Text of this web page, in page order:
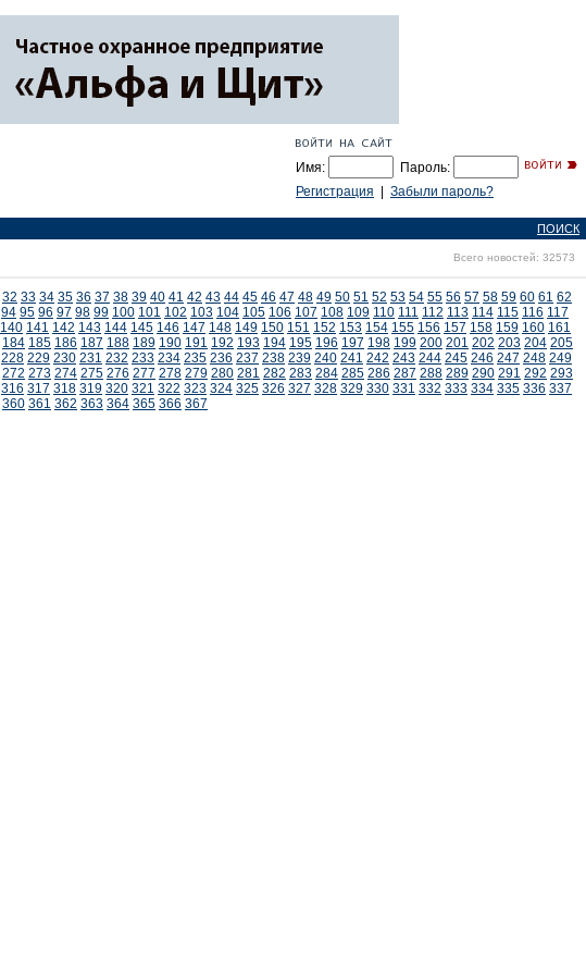
Имя:
Пароль:
Регистрация
Забыли пароль?
ПОИСК
Всего новостей: 32573
32 33 34 35 36 37 38 39 40 41 42 43 44 45 46 47 48 49 50 51 52 53 54 55 56 57 58 59 60 61 62
94 95 96 97 98 99 100 101 102 103 104 105 106 107 108 109 110 111 112 113 114 115 116 117
140 141 142 143 144 145 146 147 148 149 150 151 152 153 154 155 156 157 158 159 160 161
184 185 186 187 188 189 190 191 192 193 194 195 196 197 198 199 200 201 202 203 204 205
228 229 230 231 232 233 234 235 236 237 238 239 240 241 242 243 244 245 246 247 248 249
272 273 274 275 276 277 278 279 280 281 282 283 284 285 286 287 288 289 290 291 292 293
316 317 318 319 320 321 322 323 324 325 326 327 328 329 330 331 332 333 334 335 336 337
360 361 362 363 364 365 366 367